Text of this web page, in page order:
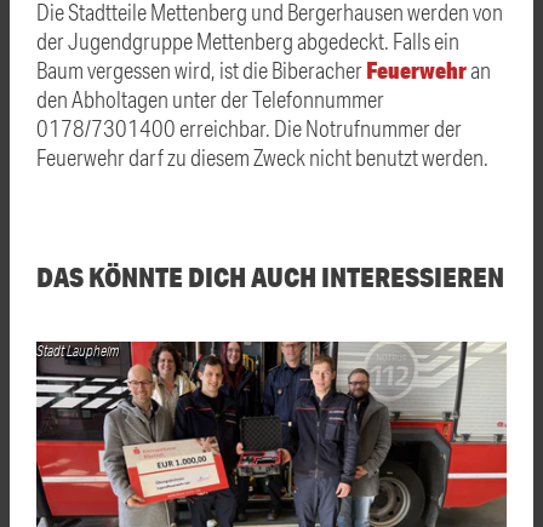
Die Stadtteile Mettenberg und Bergerhausen werden von
der Jugendgruppe Mettenberg abgedeckt. Falls ein
Baum vergessen wird, ist die BiberacherFeuerwehran
den Abholtagen unter der Telefonnummer
0178/7301400 erreichbar. Die Notrufnummer der
Feuerwehr darf zu diesem Zweck nicht benutzt werden.
DAS KÖNNTE DICH AUCH INTERESSIEREN
Stadt Laupheim